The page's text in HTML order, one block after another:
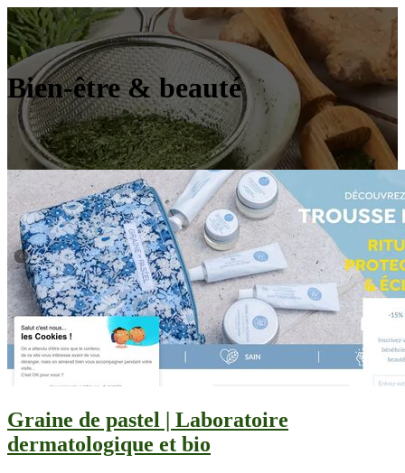
Bien-être & beauté
Graine de pastel | Laboratoire
dermatologique et bio